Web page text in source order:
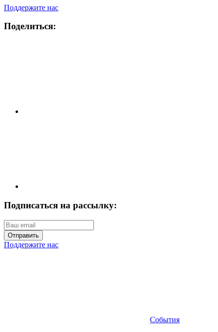
Поддержите нас
Поделиться:
Подписаться на рассылку:
Отправить
Поддержите нас
События